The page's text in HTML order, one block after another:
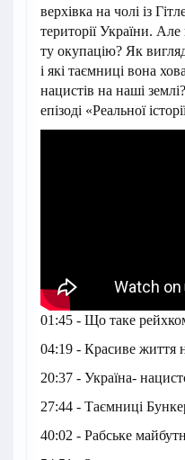
верхівка на чолі із
території України.
ту окупацію? Як
і які таємниці вона
нацистів на наші
епізоді «Реальної
01:45 - Що таке
04:19 - Красиве життя
20:37 - Україна-
27:44 - Таємниці
40:02 - Рабське